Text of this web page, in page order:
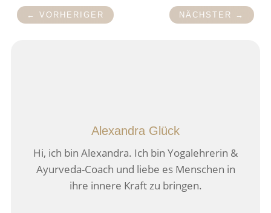
← VORHERIGER NÄCHSTER →
Alexandra Glück
Hi, ich bin Alexandra. Ich bin Yogalehrerin &
Ayurveda-Coach und liebe es Menschen in
ihre innere Kraft zu bringen.